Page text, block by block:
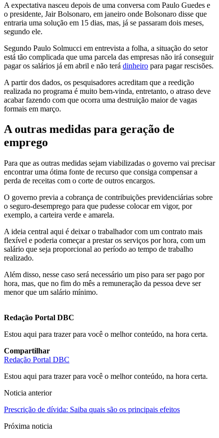
A expectativa nasceu depois de uma conversa com Paulo Guedes e
o presidente, Jair Bolsonaro, em janeiro onde Bolsonaro disse que
entraria uma solução em 15 dias, mas, já se passaram dois meses,
segundo ele.
Segundo Paulo Solmucci em entrevista a folha, a situação do setor
está tão complicada que uma parcela das empresas não irá conseguir
pagar os salários já em abril e não terá dinheiro para pagar rescisões.
A partir dos dados, os pesquisadores acreditam que a reedição
realizada no programa é muito bem-vinda, entretanto, o atraso deve
acabar fazendo com que ocorra uma destruição maior de vagas
formais em março.
A outras medidas para geração de
emprego
Para que as outras medidas sejam viabilizadas o governo vai precisar
encontrar uma ótima fonte de recurso que consiga compensar a
perda de receitas com o corte de outros encargos.
O governo previa a cobrança de contribuições previdenciárias sobre
o seguro-desemprego para que pudesse colocar em vigor, por
exemplo, a carteira verde e amarela.
A ideia central aqui é deixar o trabalhador com um contrato mais
flexível e poderia começar a prestar os serviços por hora, com um
salário que seja proporcional ao período ao tempo de trabalho
realizado.
Além disso, nesse caso será necessário um piso para ser pago por
hora, mas, que no fim do mês a remuneração da pessoa deve ser
menor que um salário mínimo.
Redação Portal DBC
Estou aqui para trazer para você o melhor conteúdo, na hora certa.
Compartilhar
Redação Portal DBC
Estou aqui para trazer para você o melhor conteúdo, na hora certa.
Noticia anterior
Prescrição de dívida: Saiba quais são os principais efeitos
Próxima noticia